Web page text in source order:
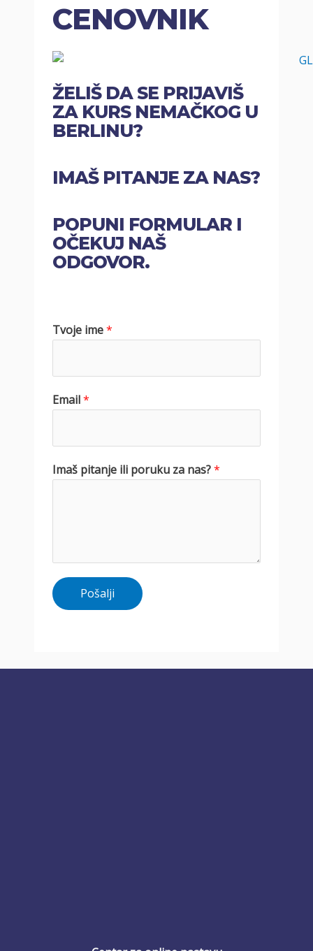
CENOVNIK
ŽELIŠ DA SE PRIJAVIŠ
ZA KURS NEMAČKOG U
BERLINU?
IMAŠ PITANJE ZA NAS?
POPUNI FORMULAR I
OČEKUJ NAŠ
ODGOVOR.
Tvoje ime*
Email*
Imaš pitanje ili poruku za nas?*
Pošalji